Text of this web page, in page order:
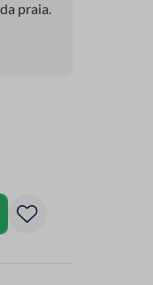
praia.